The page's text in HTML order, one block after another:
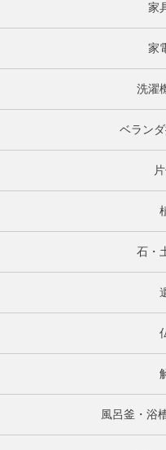
家
家
洗濯
ベラン
石・
風呂釜・浴